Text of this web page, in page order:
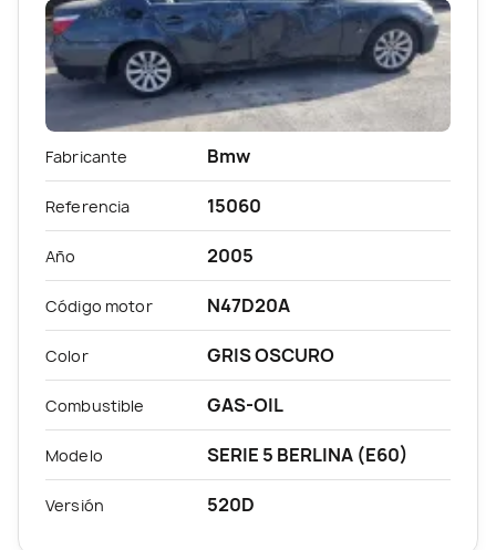
Fabricante Bmw
Referencia 15060
Año 2005
Código motor N47D20A
Color GRIS OSCURO
Combustible GAS-OIL
Modelo SERIE 5 BERLINA (E60)
Versión 520D